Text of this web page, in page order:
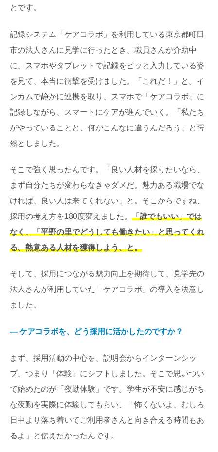
とです。
記録システム「ケアコラボ」を利用している東京都町田
市の法人さんに見学に行ったとき、職員さんが介助中
に、スマホやタブレットで記録をピッと入力している姿
を見て、本当に衝撃を受けました。「これだ！」と。イ
ンカムで静かに連携を取り、スマホで「ケアコラボ」に
記録しながら、スマートにケアが進んでいく。「私たち
がやっていることと、何がこんなに違うんだろう」と愕
然としました。
そこで強く思ったんです。「良い人材を採りたいなら、
まず自分たちが変わらなきゃダメだ。魅力ある職場でな
ければ、良い人は来てくれない」と。そこからですね、
採用の考え方を180度変えました。 「誰でもいい」では
なく、「平野の里でどうしても働きたい」と思ってくれ
る、熱意ある人材を獲得しよう、と。
そして、採用につながる魅力向上を期待して、見学先の
法人さんが利用していた「ケアコラボ」の導入を決意し
ました。
― ケアコラボを、どう採用に活かしたのですか？
まず、採用活動の中心を、説明会からインターンシッ
プ、つまり「体験」にシフトしました。そこで思いつい
て始めたのが「夜勤体験」です。学生が不安に感じがち
な夜勤を実際に体験してもらい、「怖くないよ、むしろ
日中より落ち着いてご利用者さんと向き合える時間もあ
るよ」と伝えたかったんです。